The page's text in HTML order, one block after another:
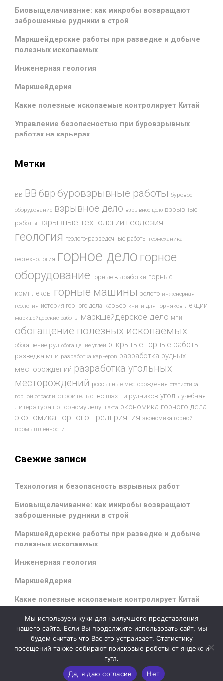
Биовыщелачивание: как микробы возвращают
заброшенные рудники в строй
Маркшейдерские работы при разведке и добыче
полезных ископаемых
Инженерная геология
Маркшейдерия
Какие полезные ископаемые контролирует Китай
Управление безопасностью при буровзрывных
работах на карьерах
Метки
ВВ ВВ бвр буровзрывные работы буровое
оборудование взрывное дело взрывное дело взрывные
работы взрывные технологии геодезия
геология геолого-разведочные работы геомеханика
геотехнология горное дело горное
оборудование горные выработки горные
комплексы горные машины золото инженерная
геология история горного дела карьер книги для горняков лекции
маркшейдерские работы маркшейдерское дело мпи
обогащение полезных ископаемых
обогащение руд обогащение углей открытые горные работы
разведка мпи разработка карьеров разработка рудных
месторождений разработка угольных
месторождений россыпные месторождения статистика
горной отрасли строительство шахт и рудников уголь учебная
литература по горному делу шахта экономика горного дела
экономика горного предприятия экономика горной
промышленности
Свежие записи
Технология и безопасность взрывных работ
Биовыщелачивание: как микробы возвращают
заброшенные рудники в строй
Маркшейдерские работы при разведке и добыче
полезных ископаемых
Инженерная геология
Маркшейдерия
Какие полезные ископаемые контролирует Китай
evolvetheme by Theme4Press - Powered by WordPress
Мы используем куки для наилучшего представления
нашего сайта. Если Вы продолжите использовать сайт, мы
будем считать что Вас это устраивает. Статистику
посещений также собирают поисковые роботы от яндекс и
гугл.
Да, я даю согласие
Нет